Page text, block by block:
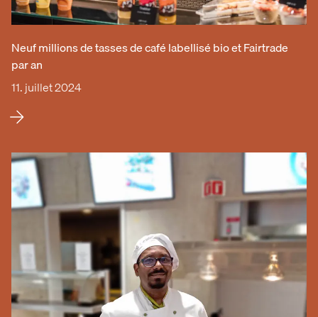
Neuf millions de tasses de café labellisé bio et Fairtrade
par an
11. juillet 2024